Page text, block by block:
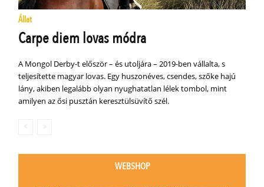
Állat
Carpe diem lovas módra
A Mongol Derby-t először – és utoljára – 2019-ben vállalta, s
teljesítette magyar lovas. Egy huszonéves, csendes, szőke hajú
lány, akiben legalább olyan nyughatatlan lélek tombol, mint
amilyen az ősi pusztán keresztülsüvítő szél.
WEBSHOP